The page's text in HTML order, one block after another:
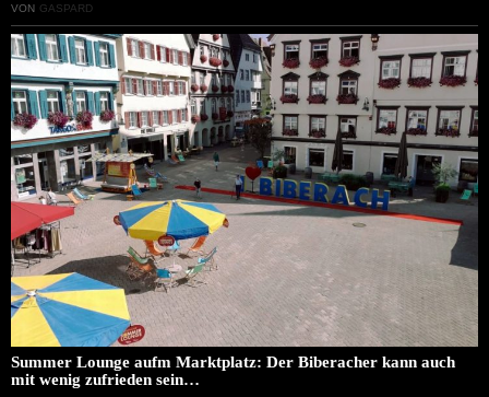
VON GASPARD
Summer Lounge aufm Marktplatz: Der Biberacher kann auch
mit wenig zufrieden sein…